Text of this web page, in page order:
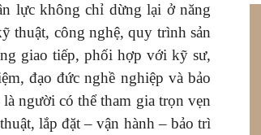
lực không chỉ dừng lại ở năng
thuật, công nghệ, quy trình sản
giao tiếp, phối hợp với kỹ sư,
đạo đức nghề nghiệp và bảo
người có thể tham gia trọn vẹn
lắp đặt – vận hành – bảo trì